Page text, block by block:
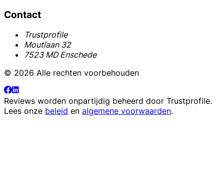
Contact
Trustprofile
Moutlaan 32
7523 MD Enschede
© 2026 Alle rechten voorbehouden
Reviews worden onpartijdig beheerd door Trustprofile.
Lees onze beleid en algemene voorwaarden.